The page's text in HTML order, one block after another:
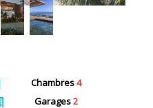
Chambres4
Garages2